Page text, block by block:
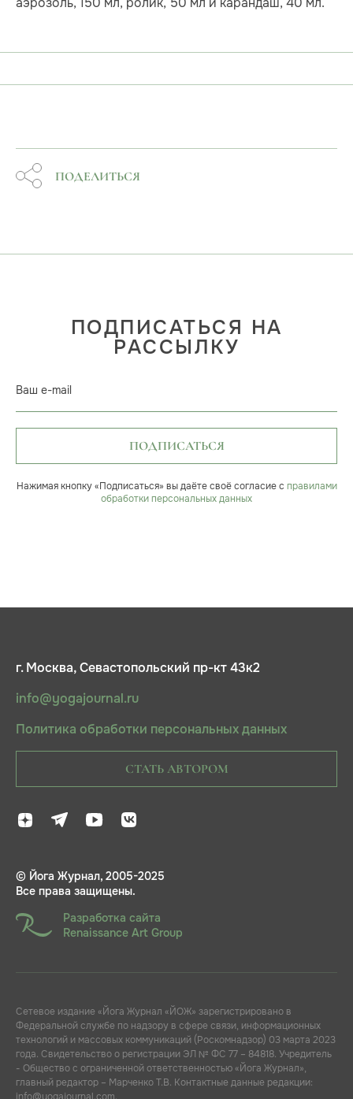
ПОДЕЛИТЬСЯ
ПОДПИСАТЬСЯ НА
РАССЫЛКУ
Ваш e-mail
ПОДПИСАТЬСЯ
Нажимая кнопку «Подписаться» вы даёте своё согласие с правилами
обработки персональных данных
г. Москва, Севастопольский пр-кт 43к2
info@yogajournal.ru
Политика обработки персональных данных
СТАТЬ АВТОРОМ
© Йога Журнал, 2005-2025
Все права защищены.
Разработка сайта
Renaissance Art Group
Сетевое издание «Йога Журнал «ЙОЖ» зарегистрировано в
Федеральной службе по надзору в сфере связи, информационных
технологий и массовых коммуникаций (Роскомнадзор) 03 марта 2023
года. Свидетельство о регистрации ЭЛ № ФС 77 – 84818. Учредитель
- Общество с ограниченной ответственностью «Йога Журнал»,
главный редактор – Марченко Т.В. Контактные данные редакции:
info@yogajournal.com.